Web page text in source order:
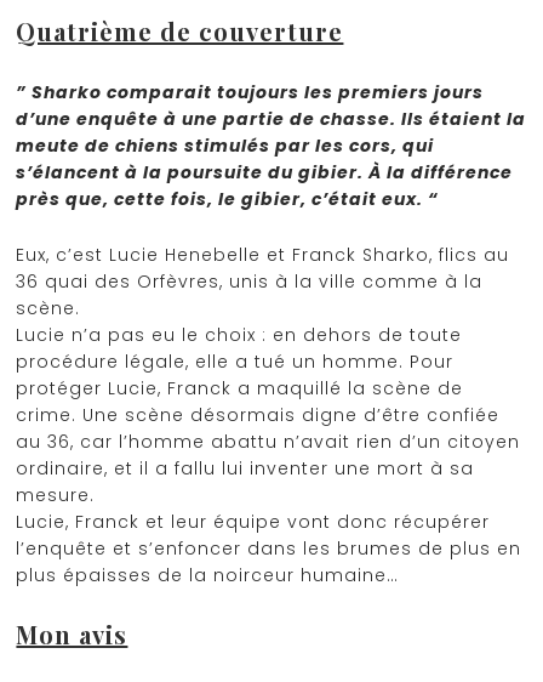
Quatrième de couverture
” Sharko comparait toujours les premiers jours
d’une enquête à une partie de chasse. Ils étaient la
meute de chiens stimulés par les cors, qui
s’élancent à la poursuite du gibier. À la différence
près que, cette fois, le gibier, c’était eux. “
Eux, c’est Lucie Henebelle et Franck Sharko, flics au
36 quai des Orfèvres, unis à la ville comme à la
scène.
Lucie n’a pas eu le choix : en dehors de toute
procédure légale, elle a tué un homme. Pour
protéger Lucie, Franck a maquillé la scène de
crime. Une scène désormais digne d’être confiée
au 36, car l’homme abattu n’avait rien d’un citoyen
ordinaire, et il a fallu lui inventer une mort à sa
mesure.
Lucie, Franck et leur équipe vont donc récupérer
l’enquête et s’enfoncer dans les brumes de plus en
plus épaisses de la noirceur humaine…
Mon avis